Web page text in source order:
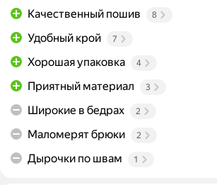
Качественный пошив
8
Удобный крой 7
Хорошая упаковка 4
Приятный материал 3
Широкие в бедрах 2
Маломерят брюки 2
Дырочки по швам 1